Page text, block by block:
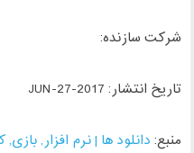
شرکت سازنده:
تاریخ انتشار: JUN-27-2017
منبع: دانلود ها | نرم افزار,